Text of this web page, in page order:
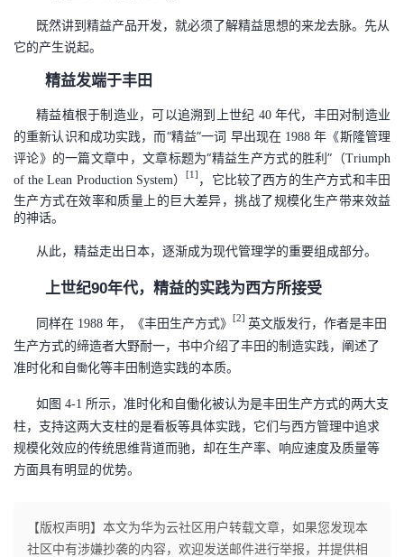
坛
圈
的
播
我
活
动
的
关
我
的
学
我
课
的
我
我
Programs
持
我
的
术
我
云
既然讲到精益产品开发，就必须了解精益思想的来龙去脉。先从
它的产生说起。
精益发端于丰田
精益植根于制造业，可以追溯到上世纪 40 年代，丰田对制造业
的重新认识和成功实践，而“精益”一词 早出现在 1988年《斯隆管理
评论》的一篇文章中，文章标题为“精益生产方式的胜利”（Triumph
of the Lean Production System）[1] ，它比较了西方的生产方式和丰田
生产方式在效率和质量上的巨大差异，挑战了规模化生产带来效益
的神话。
从此，精益走出日本，逐渐成为现代管理学的重要组成部分。
上世纪90年代，精益的实践为西方所接受
同样在 1988 年，《丰田生产方式》 [2] 英文版发行，作者是丰田
生产方式的缔造者大野耐一，书中介绍了丰田的制造实践，阐述了
准时化和自働化等丰田制造实践的本质。
如图 4-1 所示，准时化和自働化被认为是丰田生产方式的两大支
柱，支持这两大支柱的是看板等具体实践，它们与西方管理中追求
规模化效应的传统思维背道而驰，却在生产率、响应速度及质量等
方面具有明显的优势。
【版权声明】本文为华为云社区用户转载文章，如果您发现本
社区中有涉嫌抄袭的内容，欢迎发送邮件进行举报，并提供相